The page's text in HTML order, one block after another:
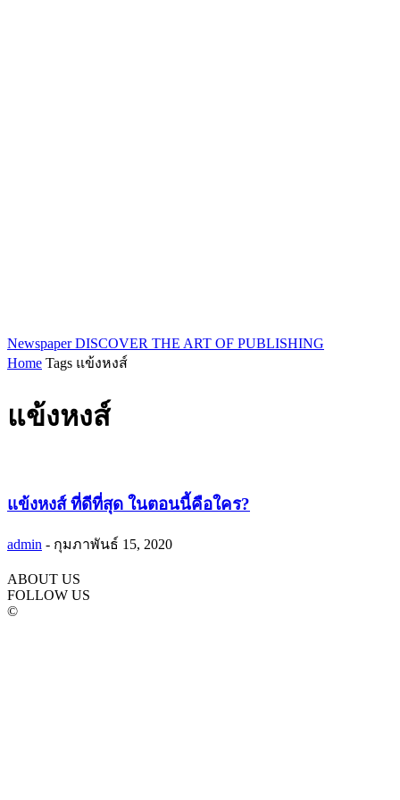
Newspaper DISCOVER THE ART OF PUBLISHING
Home Tags แข้งหงส์
แข้งหงส์
แข้งหงส์ ที่ดีที่สุด ในตอนนี้คือใคร?
admin - กุมภาพันธ์ 15, 2020
ABOUT US
FOLLOW US
©